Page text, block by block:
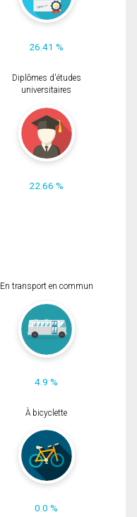
26.41 %
Diplômes d'études
universitaires
22.66 %
En transport en commun
4.9 %
À bicyclette
0.0 %